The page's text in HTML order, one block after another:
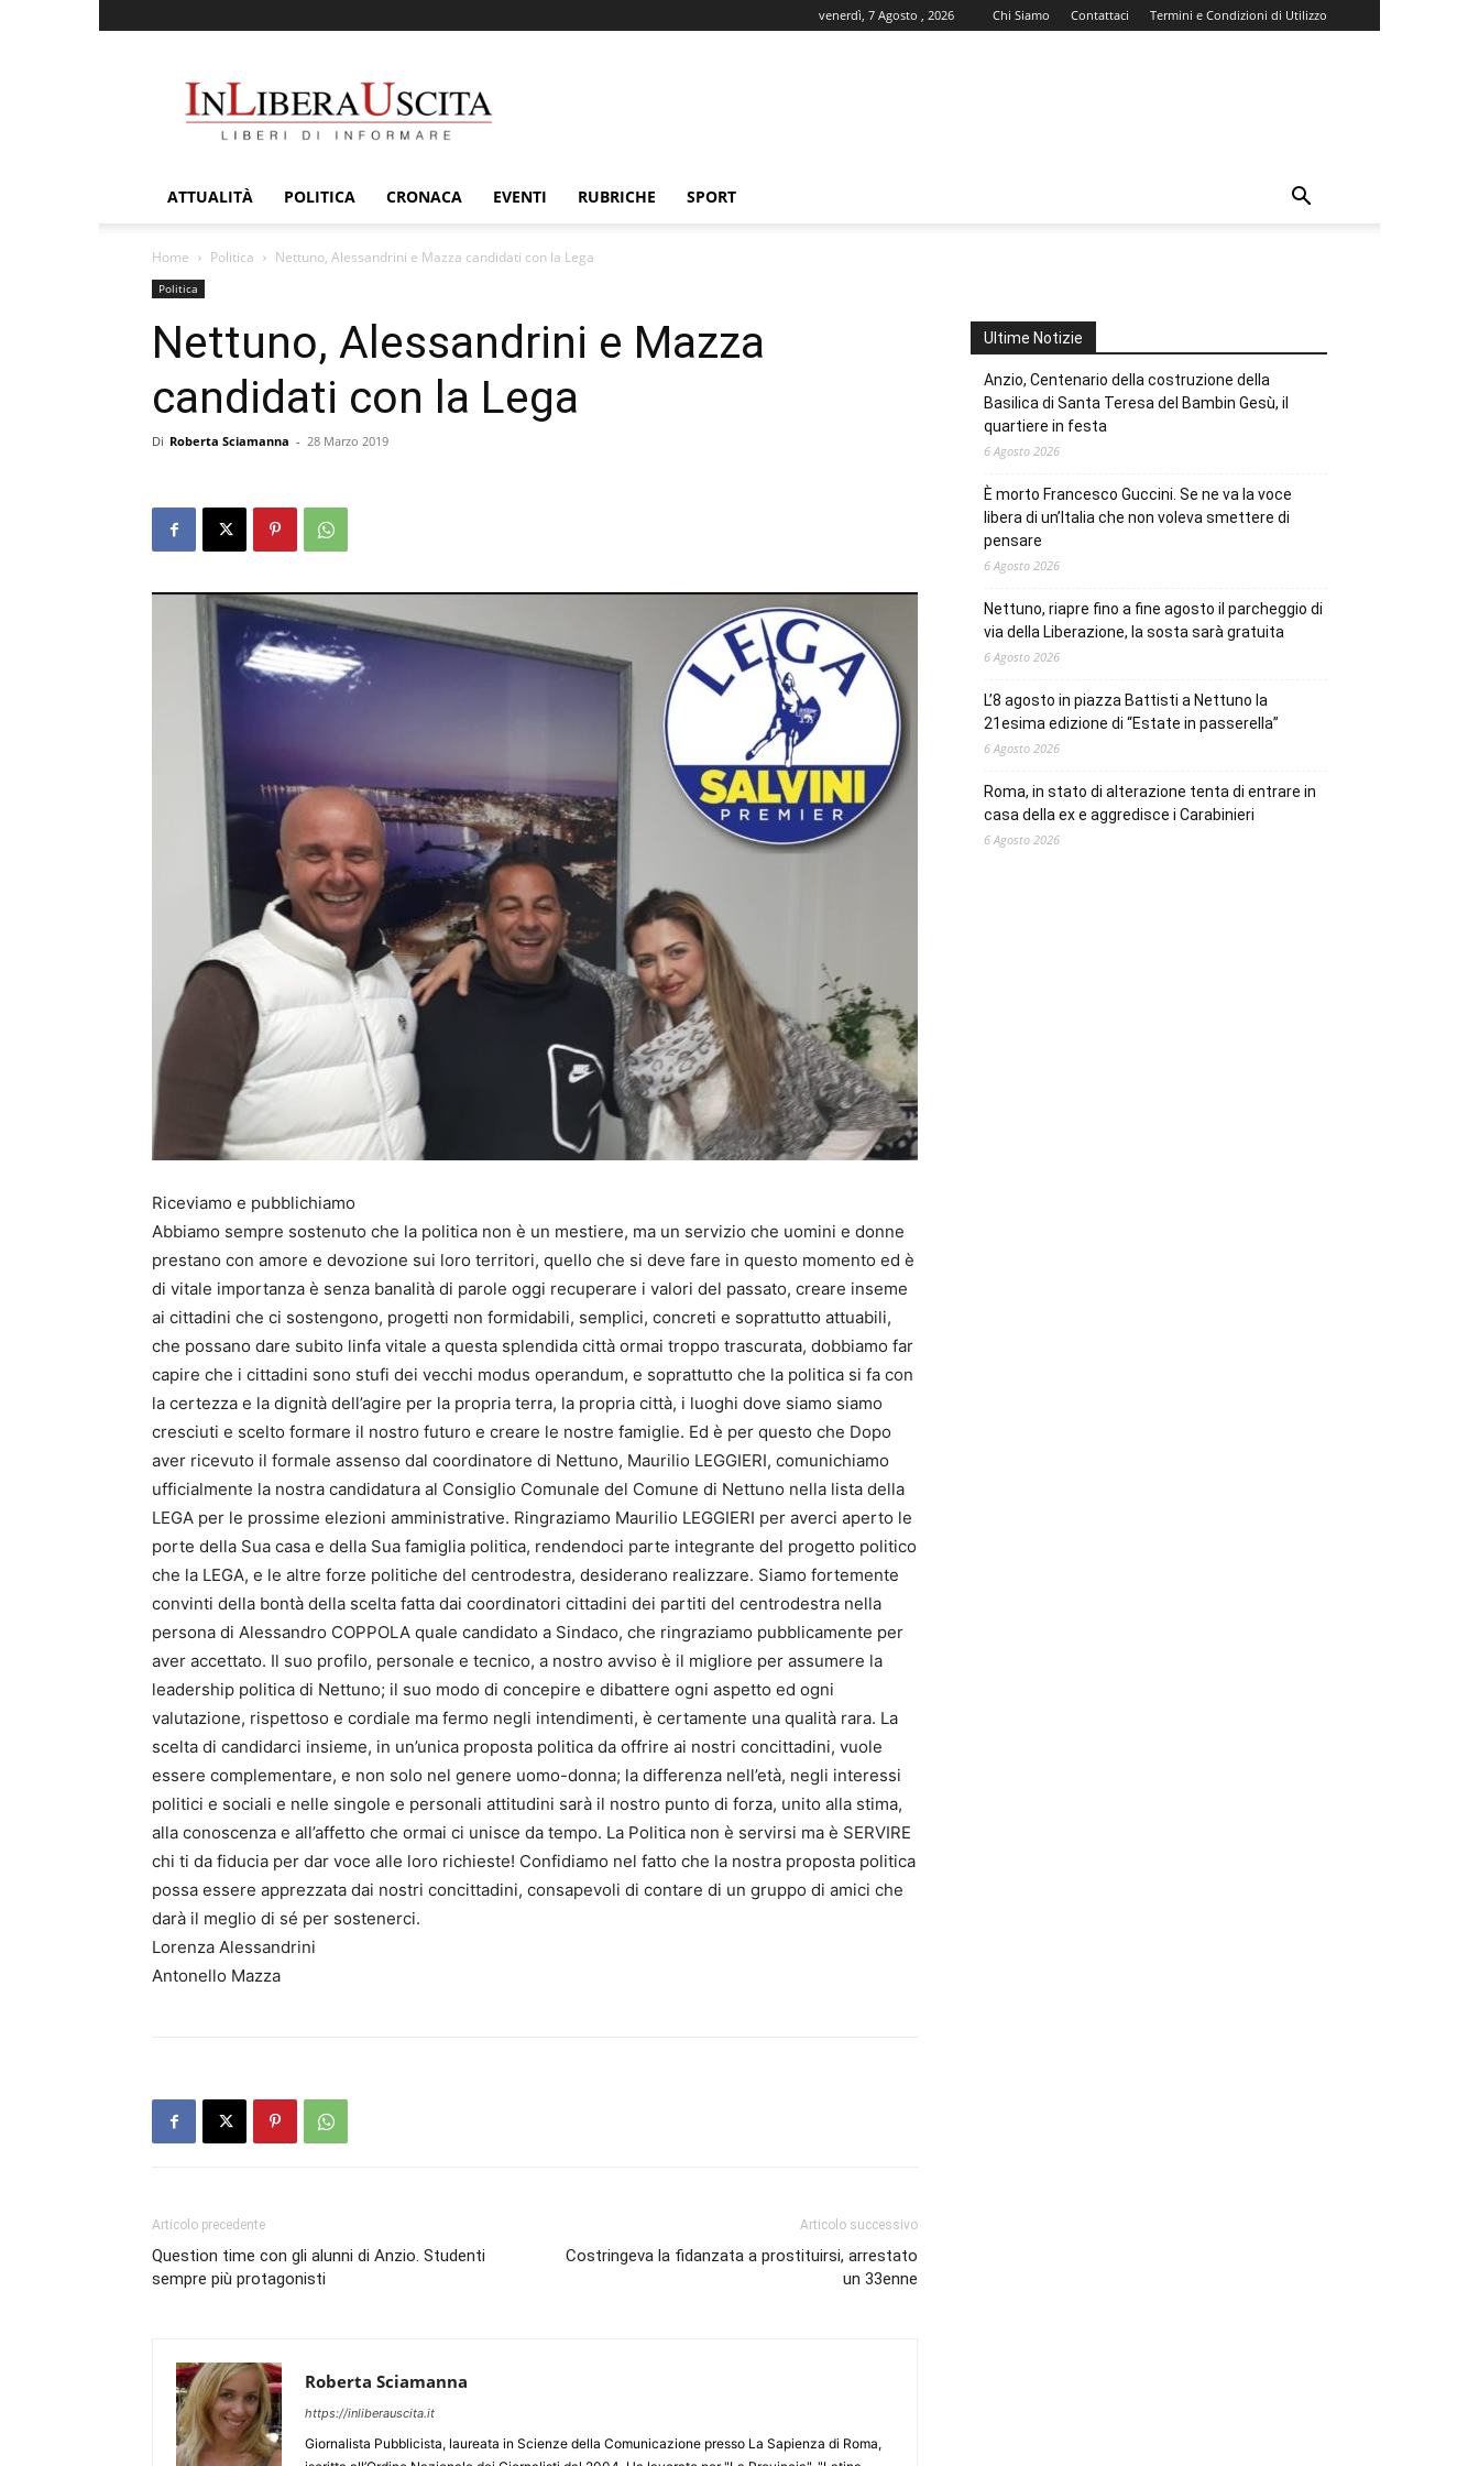
venerdì, 7 Agosto , 2026 Chi Siamo Contattaci Termini e Condizioni di Utilizzo
ATTUALITÀ POLITICA CRONACA EVENTI RUBRICHE SPORT
Home Politica Nettuno, Alessandrini e Mazza candidati con la Lega
Politica
Nettuno, Alessandrini e Mazza
candidati con la Lega
Di Roberta Sciamanna - 28 Marzo 2019
Riceviamo e pubblichiamo
Abbiamo sempre sostenuto che la politica non è un mestiere, ma un servizio che uomini e donne
prestano con amore e devozione sui loro territori, quello che si deve fare in questo momento ed è
di vitale importanza è senza banalità di parole oggi recuperare i valori del passato, creare inseme
ai cittadini che ci sostengono, progetti non formidabili, semplici, concreti e soprattutto attuabili,
che possano dare subito linfa vitale a questa splendida città ormai troppo trascurata, dobbiamo far
capire che i cittadini sono stufi dei vecchi modus operandum, e soprattutto che la politica si fa con
la certezza e la dignità dell’agire per la propria terra, la propria città, i luoghi dove siamo siamo
cresciuti e scelto formare il nostro futuro e creare le nostre famiglie. Ed è per questo che Dopo
aver ricevuto il formale assenso dal coordinatore di Nettuno, Maurilio LEGGIERI, comunichiamo
ufficialmente la nostra candidatura al Consiglio Comunale del Comune di Nettuno nella lista della
LEGA per le prossime elezioni amministrative. Ringraziamo Maurilio LEGGIERI per averci aperto le
porte della Sua casa e della Sua famiglia politica, rendendoci parte integrante del progetto politico
che la LEGA, e le altre forze politiche del centrodestra, desiderano realizzare. Siamo fortemente
convinti della bontà della scelta fatta dai coordinatori cittadini dei partiti del centrodestra nella
persona di Alessandro COPPOLA quale candidato a Sindaco, che ringraziamo pubblicamente per
aver accettato. Il suo profilo, personale e tecnico, a nostro avviso è il migliore per assumere la
leadership politica di Nettuno; il suo modo di concepire e dibattere ogni aspetto ed ogni
valutazione, rispettoso e cordiale ma fermo negli intendimenti, è certamente una qualità rara. La
scelta di candidarci insieme, in un’unica proposta politica da offrire ai nostri concittadini, vuole
essere complementare, e non solo nel genere uomo-donna; la differenza nell’età, negli interessi
politici e sociali e nelle singole e personali attitudini sarà il nostro punto di forza, unito alla stima,
alla conoscenza e all’affetto che ormai ci unisce da tempo. La Politica non è servirsi ma è SERVIRE
chi ti da fiducia per dar voce alle loro richieste! Confidiamo nel fatto che la nostra proposta politica
possa essere apprezzata dai nostri concittadini, consapevoli di contare di un gruppo di amici che
darà il meglio di sé per sostenerci.
Lorenza Alessandrini
Antonello Mazza
Articolo precedente
Question time con gli alunni di Anzio. Studenti
sempre più protagonisti
Articolo successivo
Costringeva la fidanzata a prostituirsi, arrestato
un 33enne
Roberta Sciamanna
https://inliberauscita.it
Giornalista Pubblicista, laureata in Scienze della Comunicazione presso La Sapienza di Roma,
Ultime Notizie
Anzio, Centenario della costruzione della
Basilica di Santa Teresa del Bambin Gesù, il
quartiere in festa
6 Agosto 2026
È morto Francesco Guccini. Se ne va la voce
libera di un’Italia che non voleva smettere di
pensare
6 Agosto 2026
Nettuno, riapre fino a fine agosto il parcheggio di
via della Liberazione, la sosta sarà gratuita
6 Agosto 2026
L’8 agosto in piazza Battisti a Nettuno la
21esima edizione di “Estate in passerella”
6 Agosto 2026
Roma, in stato di alterazione tenta di entrare in
casa della ex e aggredisce i Carabinieri
6 Agosto 2026